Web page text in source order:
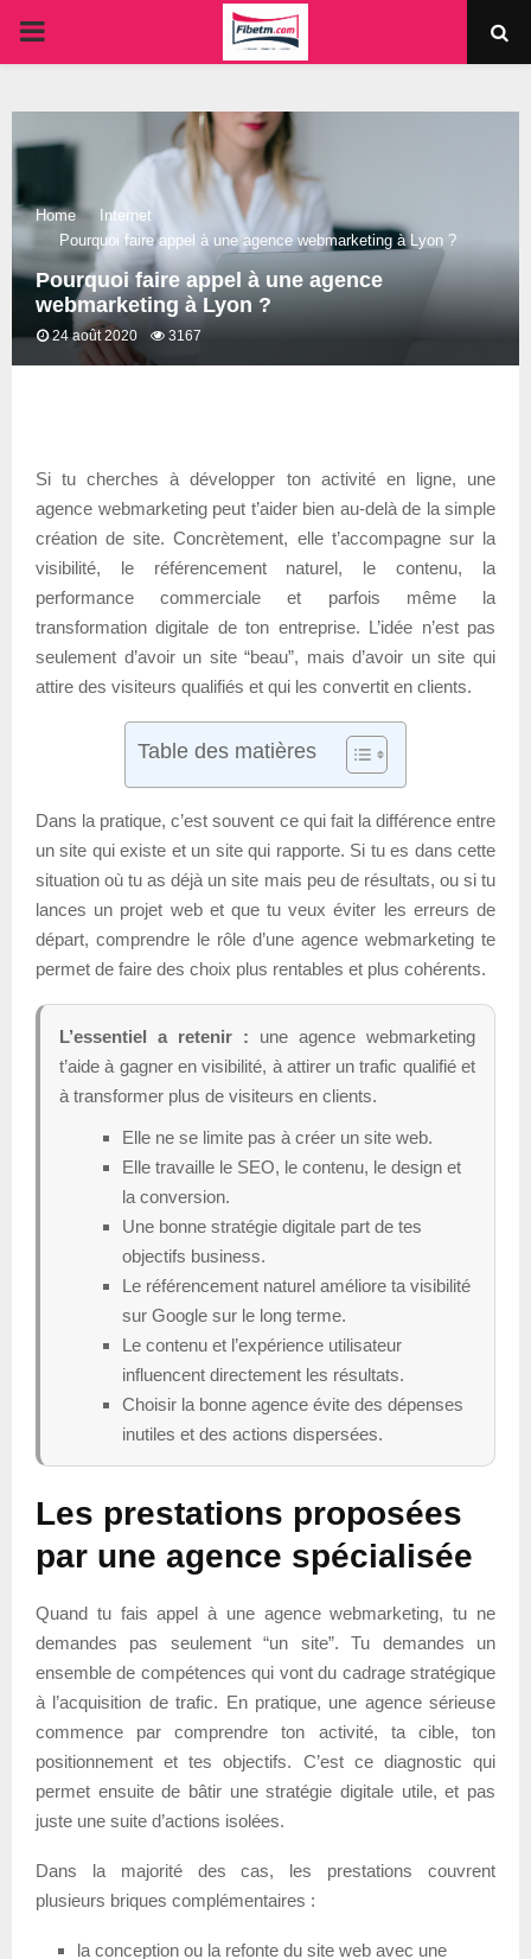
PRIMARY
Home
Internet
Pourquoi faire appel à une agence webmarketing à Lyon ?
Pourquoi faire appel à une agence
webmarketing à Lyon ?
24 août 2020 3167
Si tu cherches à développer ton activité en ligne, une
agence webmarketing peut t’aider bien au-delà de la simple
création de site. Concrètement, elle t’accompagne sur la
visibilité, le référencement naturel, le contenu, la
performance commerciale et parfois même la
transformation digitale de ton entreprise. L’idée n’est pas
seulement d’avoir un site “beau”, mais d’avoir un site qui
attire des visiteurs qualifiés et qui les convertit en clients.
Table des matières
Dans la pratique, c’est souvent ce qui fait la différence entre
un site qui existe et un site qui rapporte. Si tu es dans cette
situation où tu as déjà un site mais peu de résultats, ou si tu
lances un projet web et que tu veux éviter les erreurs de
départ, comprendre le rôle d’une agence webmarketing te
permet de faire des choix plus rentables et plus cohérents.
L’essentiel a retenir : une agence webmarketing
t’aide à gagner en visibilité, à attirer un trafic qualifié et
à transformer plus de visiteurs en clients.
Elle ne se limite pas à créer un site web.
Elle travaille le SEO, le contenu, le design et
la conversion.
Une bonne stratégie digitale part de tes
objectifs business.
Le référencement naturel améliore ta visibilité
sur Google sur le long terme.
Le contenu et l’expérience utilisateur
influencent directement les résultats.
Choisir la bonne agence évite des dépenses
inutiles et des actions dispersées.
Les prestations proposées
par une agence spécialisée
Quand tu fais appel à une agence webmarketing, tu ne
demandes pas seulement “un site”. Tu demandes un
ensemble de compétences qui vont du cadrage stratégique
à l’acquisition de trafic. En pratique, une agence sérieuse
commence par comprendre ton activité, ta cible, ton
positionnement et tes objectifs. C’est ce diagnostic qui
permet ensuite de bâtir une stratégie digitale utile, et pas
juste une suite d’actions isolées.
Dans la majorité des cas, les prestations couvrent
plusieurs briques complémentaires :
la conception ou la refonte du site web avec une